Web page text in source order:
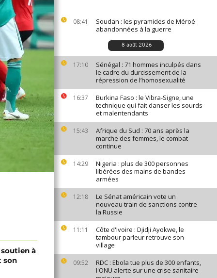
08:41
Soudan : les pyramides de Méroé
abandonnées à la guerre
8 août 2026
17:10
Sénégal : 71 hommes inculpés dans
le cadre du durcissement de la
répression de l’homosexualité
16:37
Burkina Faso : le Vibra-Signe, une
technique qui fait danser les sourds
et malentendants
15:43
Afrique du Sud : 70 ans après la
marche des femmes, le combat
continue
14:29
Nigeria : plus de 300 personnes
libérées des mains de bandes
armées
12:18
Le Sénat américain vote un
nouveau train de sanctions contre
la Russie
11:11
Côte d'Ivoire : Djidji Ayokwe, le
tambour parleur retrouve son
village
09:52
RDC : Ebola tue plus de 300 enfants,
l'ONU alerte sur une crise sanitaire
soutien à
son